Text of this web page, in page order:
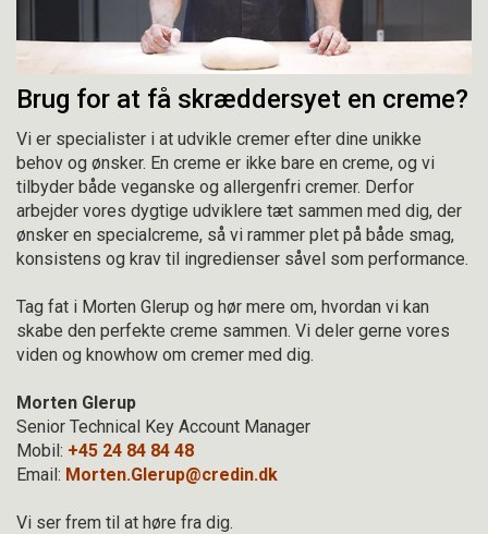
Brug for at få skræddersyet en creme?
Vi er specialister i at udvikle cremer efter dine unikke
behov og ønsker. En creme er ikke bare en creme, og vi
tilbyder både veganske og allergenfri cremer. Derfor
arbejder vores dygtige udviklere tæt sammen med dig, der
ønsker en specialcreme, så vi rammer plet på både smag,
konsistens og krav til ingredienser såvel som performance.
Tag fat i Morten Glerup og hør mere om, hvordan vi kan
skabe den perfekte creme sammen. Vi deler gerne vores
viden og knowhow om cremer med dig.
Morten Glerup
Senior Technical Key Account Manager
Mobil: +45 24 84 84 48
Email: Morten.Glerup@credin.dk
Vi ser frem til at høre fra dig.